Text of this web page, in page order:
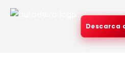
Descarca